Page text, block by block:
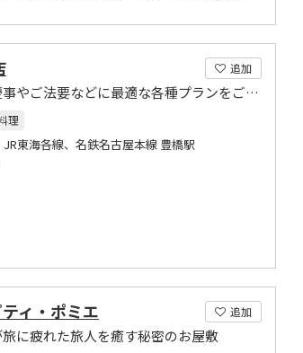
追加
忘年会、各種ご宴会、ご慶事やご法要などに最適な各種プランをご用意
理
東海各線、名鉄名古屋本線 豊橋駅
追加
ィ・ポミエ
に疲れた旅人を癒す秘密のお屋敷